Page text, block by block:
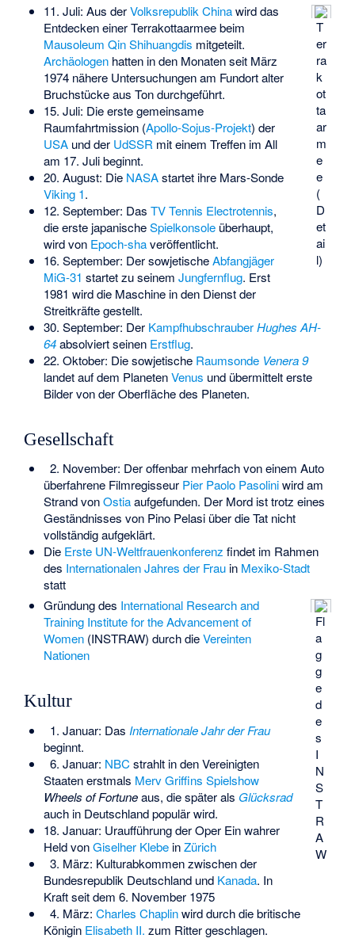
T
er
ra
k
ot
ta
ar
m
e
e
(
D
et
ai
l)
11. Juli: Aus derVolksrepublik Chinawird das
Entdecken einer Terrakottaarmee beim
Mausoleum Qin Shihuangdis mitgeteilt.
Archäologenhatten in den Monaten seit März
1974 nähere Untersuchungen am Fundort alter
Bruchstücke aus Ton durchgeführt.
15. Juli: Die erste gemeinsame
Raumfahrtmission (Apollo-Sojus-Projekt) der
USAund der UdSSR mit einem Treffen im All
am 17. Juli beginnt.
20. August: Die NASAstartet ihre Mars-Sonde
Viking 1.
12. September: Das TV Tennis Electrotennis,
die erste japanischeSpielkonsoleüberhaupt,
wird von Epoch-shaveröffentlicht.
16. September: Der sowjetischeAbfangjäger
MiG-31 startet zu seinem Jungfernflug. Erst
1981 wird die Maschine in den Dienst der
Streitkräfte gestellt.
30. September: Der Kampfhubschrauber Hughes AH-
64absolviert seinen Erstflug.
22. Oktober: Die sowjetische Raumsonde Venera 9
landet auf dem PlanetenVenus und übermittelt erste
Bilder von der Oberfläche des Planeten.
Gesellschaft
2. November: Der offenbar mehrfach von einem Auto
überfahrene Filmregisseur Pier Paolo Pasoliniwird am
Strand vonOstiaaufgefunden. Der Mord ist trotz eines
Geständnisses von Pino Pelasi über die Tat nicht
vollständig aufgeklärt.
Die Erste UN-Weltfrauenkonferenz findet im Rahmen
des Internationalen Jahres der Frauin Mexiko-Stadt
statt
Fl
a
g
g
e
d
e
s
I
N
S
T
R
A
W
Gründung des International Research and
Training Institute for the Advancement of
Women(INSTRAW) durch dieVereinten
Nationen
Kultur
1. Januar: Das Internationale Jahr der Frau
beginnt.
6. Januar: NBCstrahlt in den Vereinigten
Staaten erstmals Merv Griffins Spielshow
Wheels of Fortuneaus, die später als Glücksrad
auch in Deutschland populär wird.
18. Januar: Uraufführung der Oper Ein wahrer
HeldvonGiselher KlebeinZürich
3. März: Kulturabkommen zwischen der
Bundesrepublik Deutschland und Kanada. In
Kraft seit dem 6. November 1975
4. März: Charles Chaplinwird durch die britische
Königin Elisabeth II. zum Ritter geschlagen.